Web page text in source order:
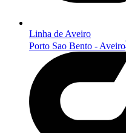
Linha de Aveiro
Porto Sao Bento - Aveiro